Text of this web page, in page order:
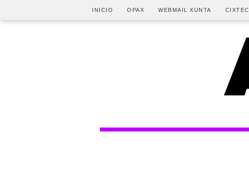
INICIO OPAX WEBMAIL XUNTA CIXTEC